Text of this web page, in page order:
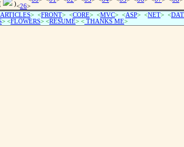
)<26>
ARTICLES> <FRONT> <CORE> <MVC> <ASP> <NET> <
> <FLOWERS> <RESUME> < THANKS ME>